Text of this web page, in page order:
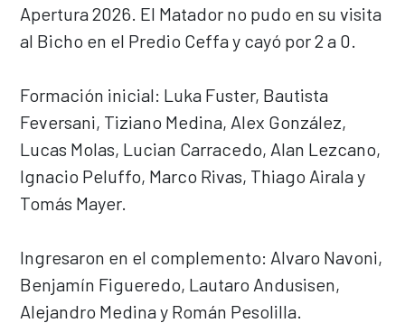
Apertura 2026. El Matador no pudo en su visita
al Bicho en el Predio Ceffa y cayó por 2 a 0.
Formación inicial: Luka Fuster, Bautista
Feversani, Tiziano Medina, Alex González,
Lucas Molas, Lucian Carracedo, Alan Lezcano,
Ignacio Peluffo, Marco Rivas, Thiago Airala y
Tomás Mayer.
Ingresaron en el complemento: Alvaro Navoni,
Benjamín Figueredo, Lautaro Andusisen,
Alejandro Medina y Román Pesolilla.